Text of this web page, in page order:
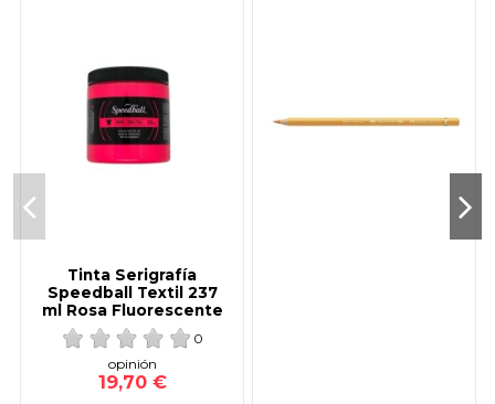
Tinta Serigrafía
Speedball Textil 237
ml Rosa Fluorescente
0
opinión
19,70 €